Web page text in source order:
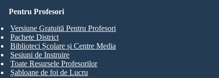
Pentru Profesori
Versiune Gratuită Pentru Profesori
Pachete District
Biblioteci Școlare și Centre Media
Sesiuni de Instruire
Toate Resursele Profesorilor
Șabloane de foi de Lucru